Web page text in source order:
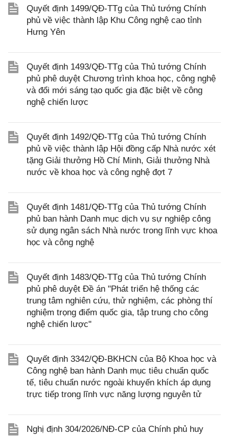
Quyết định 1499/QĐ-TTg của Thủ tướng Chính
phủ về việc thành lập Khu Công nghệ cao tỉnh
Hưng Yên
Quyết định 1493/QĐ-TTg của Thủ tướng Chính
phủ phê duyệt Chương trình khoa học, công nghệ
và đổi mới sáng tạo quốc gia đặc biệt về công
nghệ chiến lược
Quyết định 1492/QĐ-TTg của Thủ tướng Chính
phủ về việc thành lập Hội đồng cấp Nhà nước xét
tặng Giải thưởng Hồ Chí Minh, Giải thưởng Nhà
nước về khoa học và công nghệ đợt 7
Quyết định 1481/QĐ-TTg của Thủ tướng Chính
phủ ban hành Danh mục dịch vụ sự nghiệp công
sử dụng ngân sách Nhà nước trong lĩnh vực khoa
học và công nghệ
Quyết định 1483/QĐ-TTg của Thủ tướng Chính
phủ phê duyệt Đề án "Phát triển hệ thống các
trung tâm nghiên cứu, thử nghiệm, các phòng thí
nghiệm trọng điểm quốc gia, tập trung cho công
nghệ chiến lược"
Quyết định 3342/QĐ-BKHCN của Bộ Khoa học và
Công nghệ ban hành Danh mục tiêu chuẩn quốc
tế, tiêu chuẩn nước ngoài khuyến khích áp dụng
trực tiếp trong lĩnh vực năng lượng nguyên tử
Nghị định 304/2026/NĐ-CP của Chính phủ huy